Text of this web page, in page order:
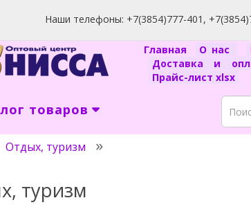
Наши телефоны: +7(3854)777-401,
Главная О нас
Доставка и
Прайс-лист xlsx
товаров
Отдых, туризм
туризм